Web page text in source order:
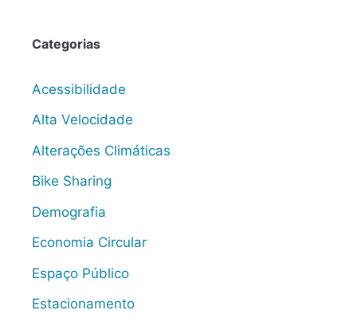
Categorias
Acessibilidade
Alta Velocidade
Alterações Climáticas
Bike Sharing
Demografia
Economia Circular
Espaço Público
Estacionamento